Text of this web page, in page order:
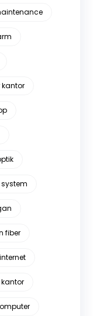
fiber